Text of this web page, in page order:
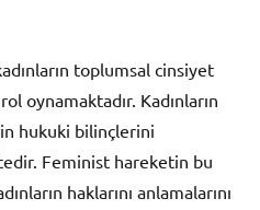
toplumsal cinsiyet
oynamaktadır. Kadınların
hukuki bilinçlerini
Feminist hareketin bu
haklarını anlamalarını